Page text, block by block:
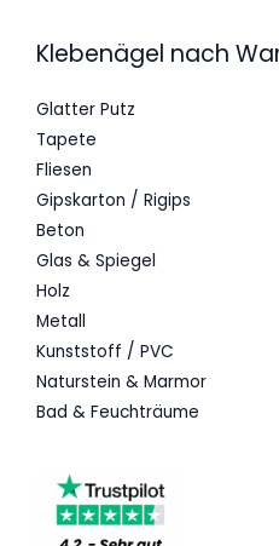
Klebenägel nach
Glatter Putz
Tapete
Fliesen
Gipskarton / Rigips
Beton
Glas & Spiegel
Holz
Metall
Kunststoff / PVC
Naturstein & Marmor
Bad & Feuchträume